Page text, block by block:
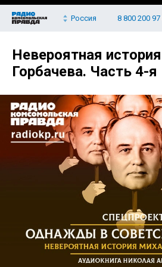
Россия 8 800 200 97
Невероятная
Горбачева. Часть 4-я